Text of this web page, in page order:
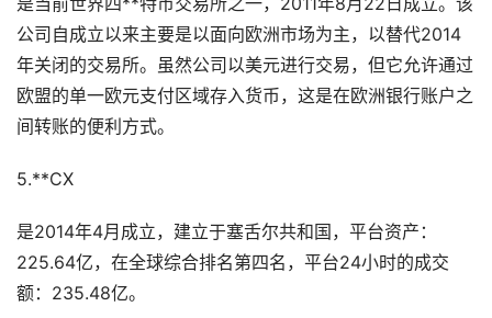
公司自成立以来主要是以面向欧洲市场为主，以替代2014
年关闭的交易所。虽然公司以美元进行交易，但它允许通过
欧盟的单一欧元支付区域存入货币，这是在欧洲银行账户之
间转账的便利方式。
5.**CX
是2014年4月成立，建立于塞舌尔共和国，平台资产：
225.64亿，在全球综合排名第四名，平台24小时的成交
额：235.48亿。